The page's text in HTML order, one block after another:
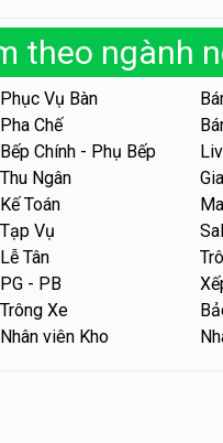
theo ngành
Phục Vụ Bàn
Pha Chế
Bếp Chính - Phụ Bếp
Thu Ngân
Kế Toán
Tạp Vụ
Lễ Tân
PG - PB
Trông Xe
Nhân viên Kho